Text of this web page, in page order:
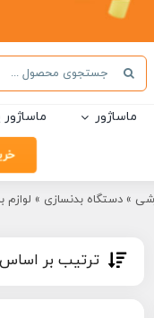
جستجو
برای:
ماساژور ماساژور
» دستگاه بدنسازی » لوازم
ترتیب بر